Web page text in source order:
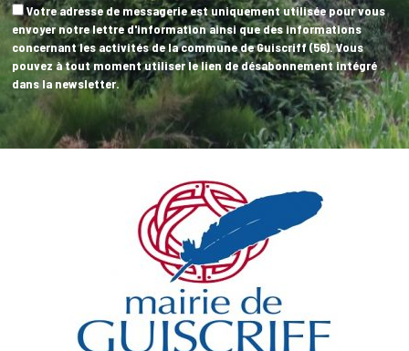
Votre adresse de messagerie est uniquement utilisée pour vous
envoyer notre lettre d'information ainsi que des informations
concernant les activités de la commune de Guiscriff (56). Vous
pouvez à tout moment utiliser le lien de désabonnement intégré
dans la newsletter.